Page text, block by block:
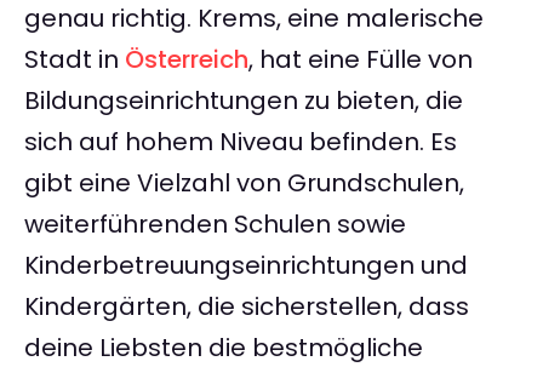
genau richtig. Krems, eine malerische
Stadt in Österreich, hat eine Fülle von
Bildungseinrichtungen zu bieten, die
sich auf hohem Niveau befinden. Es
gibt eine Vielzahl von Grundschulen,
weiterführenden Schulen sowie
Kinderbetreuungseinrichtungen und
Kindergärten, die sicherstellen, dass
deine Liebsten die bestmögliche